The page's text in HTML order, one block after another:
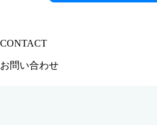
CONTACT
お問い合わせ